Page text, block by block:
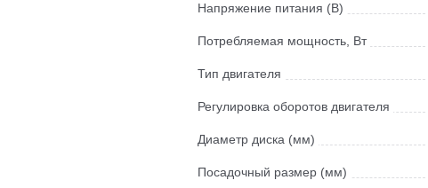
Напряжение питания (В)
Потребляемая мощность, Вт
Тип двигателя
Регулировка оборотов двигателя
Диаметр диска (мм)
Посадочный размер (мм)